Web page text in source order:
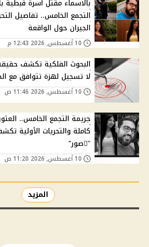
بالاسماء مقتل أسرة قبطية
التجمع الخامس.. تفاصيل
الجيران حول الواقعة
البحوث الفلكية تكشف
لا تسجيل لهزة تتوافق مع
جريمة التجمع الخامس..
كاملة والتحريات الأولية
"ًصور"
المزيد